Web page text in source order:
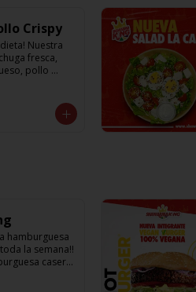
Crispy
Nuestra
fresca,
pollo
hamburguesa
la semana!!
casera,